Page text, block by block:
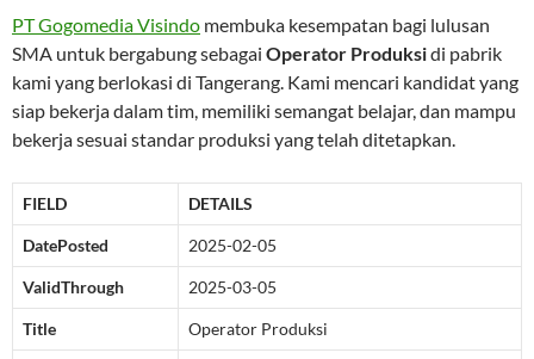
PT Gogomedia Visindo membuka kesempatan bagi lulusan
SMA untuk bergabung sebagai Operator Produksidi pabrik
kami yang berlokasi di Tangerang. Kami mencari kandidat yang
siap bekerja dalam tim, memiliki semangat belajar, dan mampu
bekerja sesuai standar produksi yang telah ditetapkan.
FIELD DETAILS
DatePosted 2025-02-05
ValidThrough 2025-03-05
Title Operator Produksi